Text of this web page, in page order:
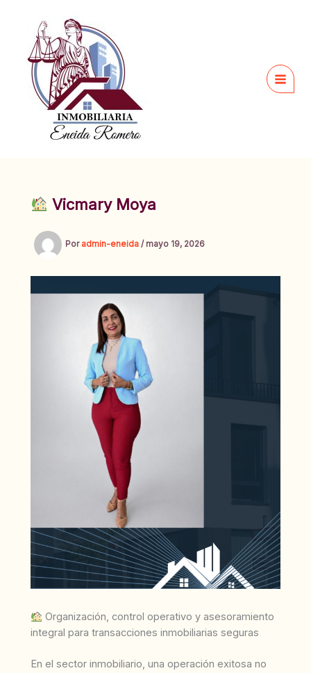
contenido
Vicmary Moya
Por admin-eneida / mayo 19, 2026
Organización, control operativo y asesoramiento
integral para transacciones inmobiliarias seguras
En el sector inmobiliario, una operación exitosa no